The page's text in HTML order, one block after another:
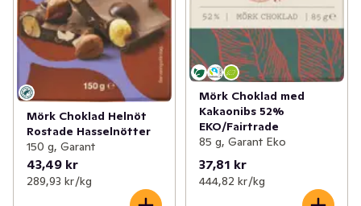
Mörk Choklad Helnöt
Rostade Hasselnötter
150 g, Garant
43,49 kr
289,93 kr /kg
Mörk Choklad med
Kakaonibs 52%
EKO/Fairtrade
85 g, Garant Eko
37,81 kr
444,82 kr /kg